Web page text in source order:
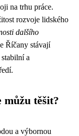
na trhu práce.
rozvoje lidského
dalšího
Říčany stávají
a
můžu těšit?
a výbornou